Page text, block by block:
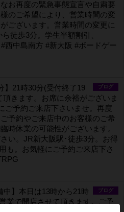
お再度の緊急事態宣言や自粛要
のご希望により、営業時間の変
ございます。営業時間の変更に
徒歩3分。学生半額割引、
西中島南方 #新大阪 #ボードゲー
ブログ
】21時30分(受付終了19
きます。お席に余裕がございま
ご予約ご来店下さいませ。再度
予約やご来店中のお客様のご希
時休業の可能性がございます。
い。JR新大阪駅･徒歩3分。お得
も。お気軽にご予約ご来店下さ
ブログ
中】本日は13時から21時
業で開店させて頂きます。ご予